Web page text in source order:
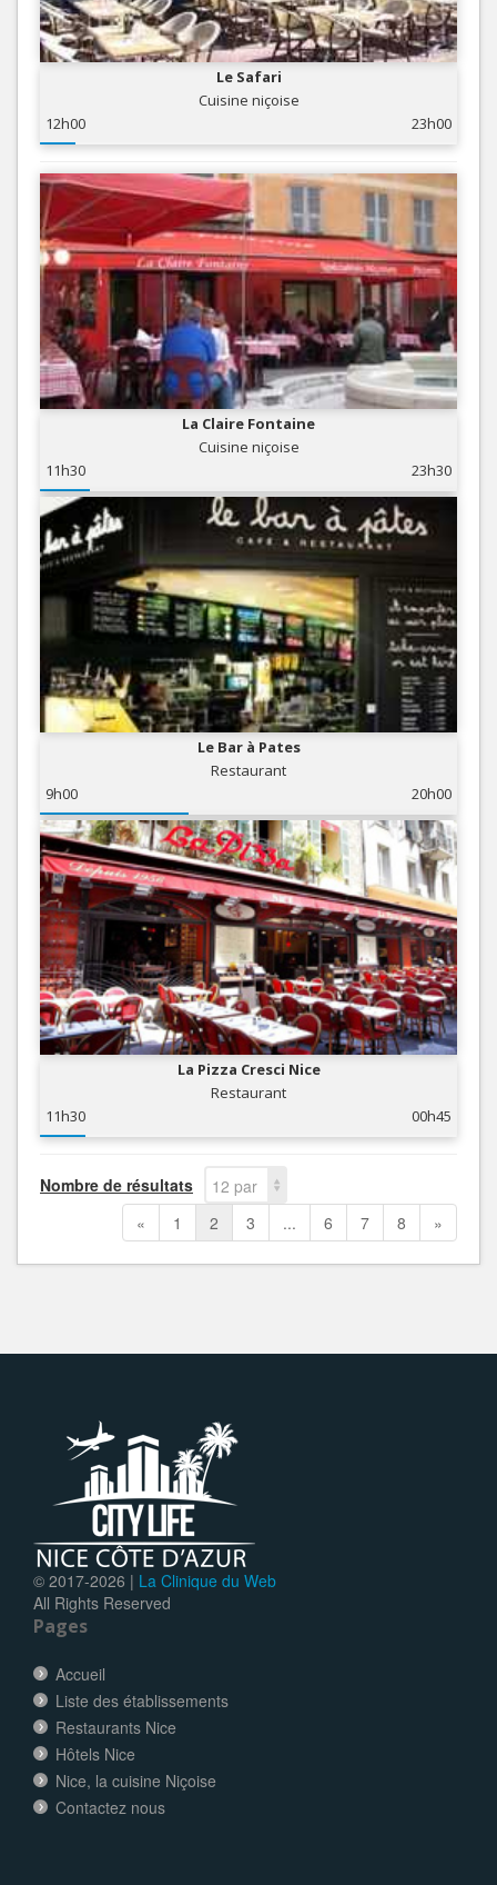
Le Safari
Cuisine niçoise
12h00
23h00
La Claire Fontaine
Cuisine niçoise
11h30
23h30
Le Bar à Pates
Restaurant
9h00
20h00
La Pizza Cresci Nice
Restaurant
11h30
00h45
Nombre de résultats
12 par
page
« 1 2 3 ... 6 7 8 »
© 2017-2026 | La Clinique du Web
All Rights Reserved
Pages
Accueil
Liste des établissements
Restaurants Nice
Hôtels Nice
Nice, la cuisine Niçoise
Contactez nous